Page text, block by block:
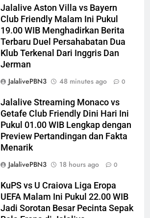
Jalalive Aston Villa vs Bayern
Club Friendly Malam Ini Pukul
19.00 WIB Menghadirkan Berita
Terbaru Duel Persahabatan Dua
Klub Terkenal Dari Inggris Dan
Jerman
JalalivePBN3
48 minutes ago 0
Jalalive Streaming Monaco vs
Getafe Club Friendly Dini Hari Ini
Pukul 01.00 WIB Lengkap dengan
Preview Pertandingan dan Fakta
Menarik
JalalivePBN3
18 hours ago 0
KuPS vs U Craiova Liga Eropa
UEFA Malam Ini Pukul 22.00 WIB
Jadi Sorotan Besar Pecinta Sepak